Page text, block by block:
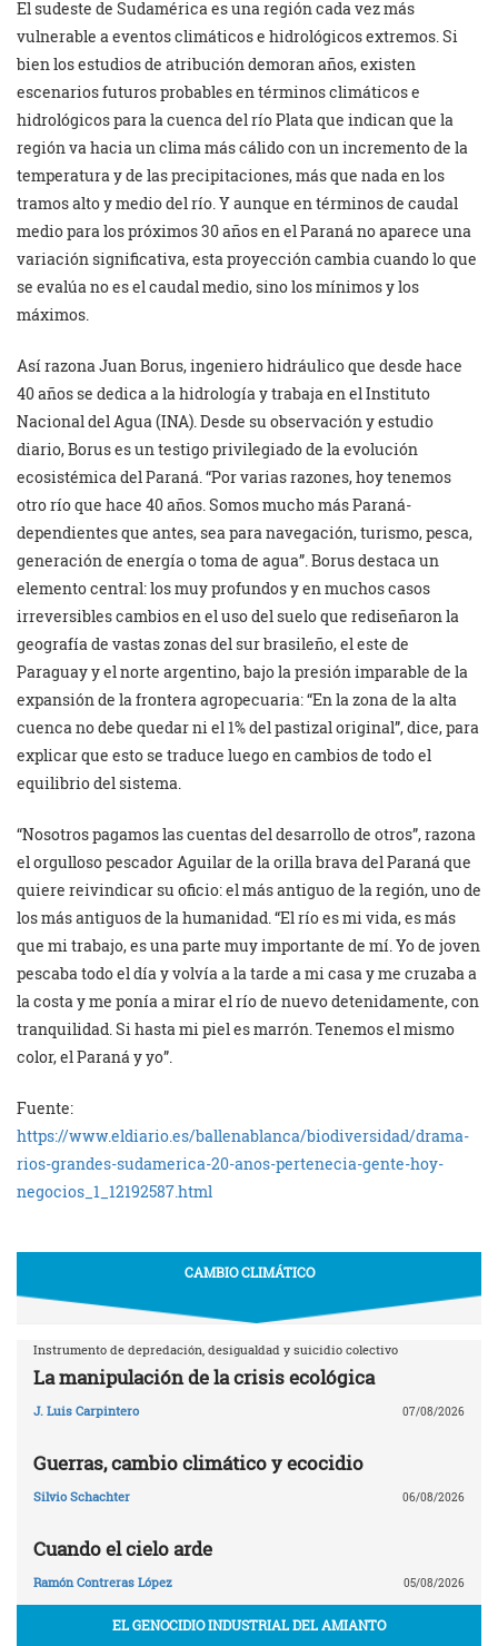
El sudeste de Sudamérica es una región cada vez más
vulnerable a eventos climáticos e hidrológicos extremos. Si
bien los estudios de atribución demoran años, existen
escenarios futuros probables en términos climáticos e
hidrológicos para la cuenca del río Plata que indican que la
región va hacia un clima más cálido con un incremento de la
temperatura y de las precipitaciones, más que nada en los
tramos alto y medio del río. Y aunque en términos de caudal
medio para los próximos 30 años en el Paraná no aparece una
variación significativa, esta proyección cambia cuando lo que
se evalúa no es el caudal medio, sino los mínimos y los
máximos.
Así razona Juan Borus, ingeniero hidráulico que desde hace
40 años se dedica a la hidrología y trabaja en el Instituto
Nacional del Agua (INA). Desde su observación y estudio
diario, Borus es un testigo privilegiado de la evolución
ecosistémica del Paraná. “Por varias razones, hoy tenemos
otro río que hace 40 años. Somos mucho más Paraná-
dependientes que antes, sea para navegación, turismo, pesca,
generación de energía o toma de agua”. Borus destaca un
elemento central: los muy profundos y en muchos casos
irreversibles cambios en el uso del suelo que rediseñaron la
geografía de vastas zonas del sur brasileño, el este de
Paraguay y el norte argentino, bajo la presión imparable de la
expansión de la frontera agropecuaria: “En la zona de la alta
cuenca no debe quedar ni el 1% del pastizal original”, dice, para
explicar que esto se traduce luego en cambios de todo el
equilibrio del sistema.
“Nosotros pagamos las cuentas del desarrollo de otros”, razona
el orgulloso pescador Aguilar de la orilla brava del Paraná que
quiere reivindicar su oficio: el más antiguo de la región, uno de
los más antiguos de la humanidad. “El río es mi vida, es más
que mi trabajo, es una parte muy importante de mí. Yo de joven
pescaba todo el día y volvía a la tarde a mi casa y me cruzaba a
la costa y me ponía a mirar el río de nuevo detenidamente, con
tranquilidad. Si hasta mi piel es marrón. Tenemos el mismo
color, el Paraná y yo”.
Fuente:
https://www.eldiario.es/ballenablanca/biodiversidad/drama-
rios-grandes-sudamerica-20-anos-pertenecia-gente-hoy-
negocios_1_12192587.html
CAMBIO CLIMÁTICO
Instrumento de depredación, desigualdad y suicidio colectivo
La manipulación de la crisis ecológica
J. Luis Carpintero 07/08/2026
Guerras, cambio climático y ecocidio
Silvio Schachter 06/08/2026
Cuando el cielo arde
Ramón Contreras López 05/08/2026
EL GENOCIDIO INDUSTRIAL DEL AMIANTO